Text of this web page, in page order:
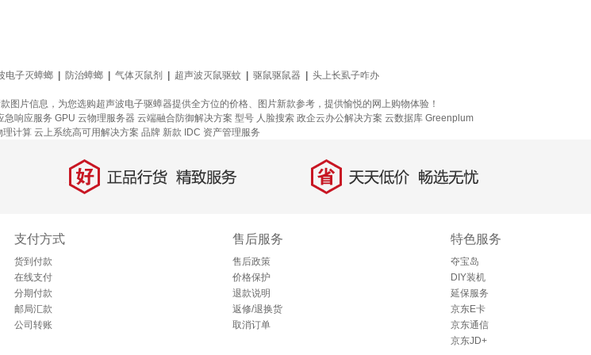
电子灭蟑螂 防治蟑螂 气体灭鼠剂 超声波灭鼠驱蚊 驱鼠驱鼠器
头上长虱子咋办
片信息，为您选购超声波电子驱蟑器提供全方位的价格、图片新款参考，提供愉悦的网上购物体验！
急响应服务 GPU 云物理服务器 云端融合防御解决方案 型号 人脸搜索 政企云办公解决方案 云数据库 Greenplum
理计算 云上系统高可用解决方案 品牌 新款 IDC 资产管理服务
好 正品行货，精致服务 省 天天低价，畅选无忧
支付方式
货到付款
在线支付
分期付款
邮局汇款
公司转账
售后服务
售后政策
价格保护
退款说明
返修/退换货
取消订单
特色服务
夺宝岛
DIY装机
延保服务
京东E卡
京东通信
京东JD+